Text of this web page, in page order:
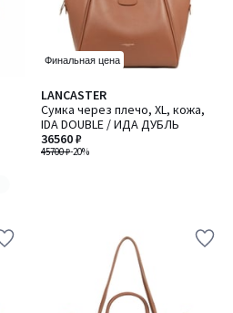
Финальная цена
LANCASTER
Сумка через плечо, XL, кожа,
IDA DOUBLE / ИДА ДУБЛЬ
45700 ₽-20%
36560 ₽